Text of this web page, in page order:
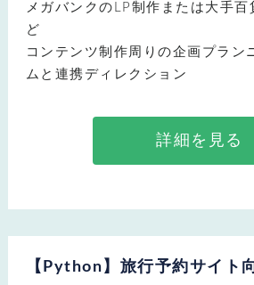
メガバンクのLP制作または大手百
ど
コンテンツ制作周りの企画プラン
ムと連携ディレクション
詳細を見る
【Python】旅行予約サイト